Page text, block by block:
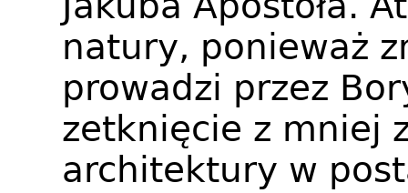
natury, ponieważ
prowadzi przez
zetknięcie z mniej
architektury w